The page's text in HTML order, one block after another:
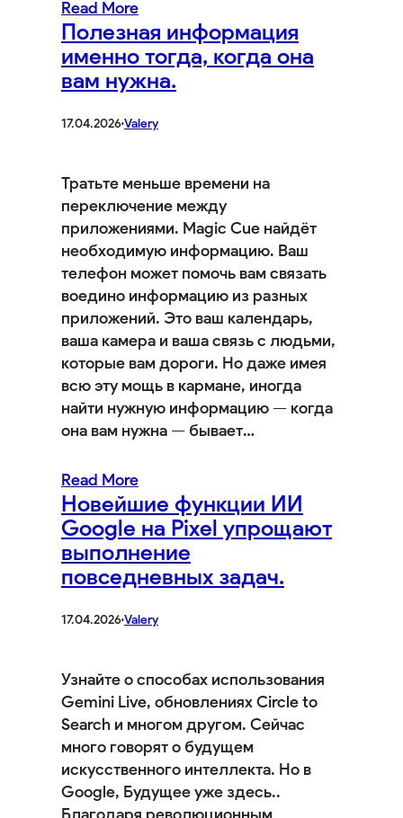
Read More
Полезная информация
именно тогда, когда она
вам нужна.
17.04.2026·Valery
Тратьте меньше времени на
переключение между
приложениями. Magic Cue найдёт
необходимую информацию. Ваш
телефон может помочь вам связать
воедино информацию из разных
приложений. Это ваш календарь,
ваша камера и ваша связь с людьми,
которые вам дороги. Но даже имея
всю эту мощь в кармане, иногда
найти нужную информацию — когда
она вам нужна — бывает…
Read More
Новейшие функции ИИ
Google на Pixel упрощают
выполнение
повседневных задач.
17.04.2026·Valery
Узнайте о способах использования
Gemini Live, обновлениях Circle to
Search и многом другом. Сейчас
много говорят о будущем
искусственного интеллекта. Но в
Google, Будущее уже здесь..